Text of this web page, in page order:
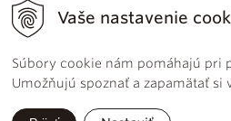
Vaše nastavenie
Súbory cookie nám pomáhajú pri
Umožňujú spoznať a zapamätať si
pápežov
vatikánskych úradov
vatikánsky koncil
KBS
kánonického práva
Katolíckej cirkvi